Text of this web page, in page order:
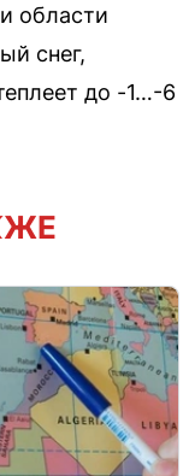
области
снег,
до -1…-6